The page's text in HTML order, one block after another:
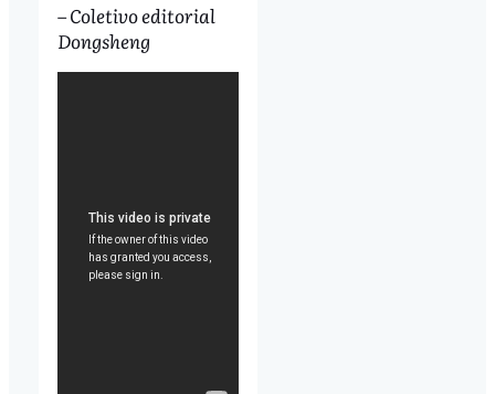
–Coletivo editorial
Dongsheng